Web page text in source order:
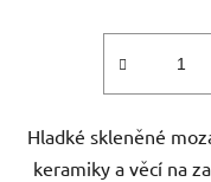
Hladké skleněné
keramiky a věcí na